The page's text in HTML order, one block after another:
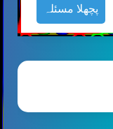
پچھلا مسئلہ